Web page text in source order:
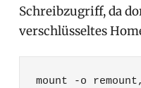
Schreibzugriff, da
verschlüsseltes
mount -o